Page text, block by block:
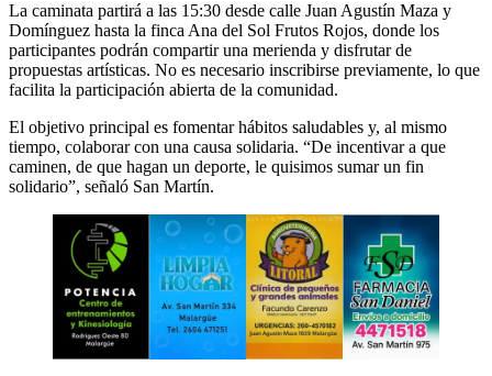
La caminata partirá a las 15:30 desde calle Juan Agustín Maza y
Domínguez hasta la finca Ana del Sol Frutos Rojos, donde los
participantes podrán compartir una merienda y disfrutar de
propuestas artísticas. No es necesario inscribirse previamente, lo que
facilita la participación abierta de la comunidad.
El objetivo principal es fomentar hábitos saludables y, al mismo
tiempo, colaborar con una causa solidaria. “De incentivar a que
caminen, de que hagan un deporte, le quisimos sumar un fin
solidario”, señaló San Martín.